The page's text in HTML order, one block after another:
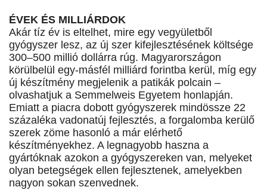
ÉVEK ÉS MILLIÁRDOK
Akár tíz év is eltelhet, mire egy vegyületből
gyógyszer lesz, az új szer kifejlesztésének költsége
300–500 millió dollárra rúg. Magyarországon
körülbelül egy-másfél milliárd forintba kerül, míg egy
új készítmény megjelenik a patikák polcain –
olvashatjuk a Semmelweis Egyetem honlapján.
Emiatt a piacra dobott gyógyszerek mindössze 22
százaléka vadonatúj fejlesztés, a forgalomba kerülő
szerek zöme hasonló a már elérhető
készítményekhez. A legnagyobb haszna a
gyártóknak azokon a gyógyszereken van, melyeket
olyan betegségek ellen fejlesztenek, amelyekben
nagyon sokan szenvednek.